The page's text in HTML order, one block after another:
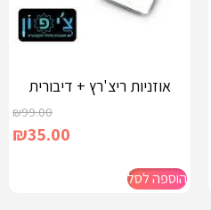
אוזניות ריצ'רץ + דיבורית
₪99.00
₪35.00
הוספה לסל